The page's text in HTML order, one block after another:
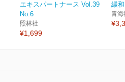
エキスパートナース Vol.39
No.6
照林社
¥1,699
緩
青海